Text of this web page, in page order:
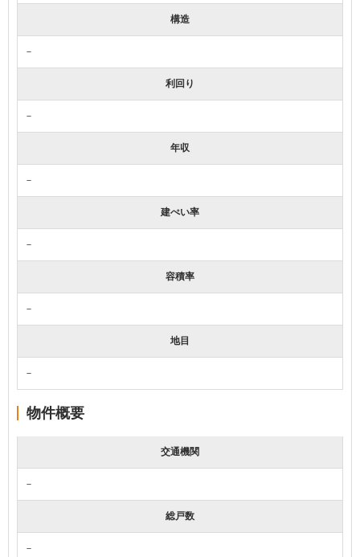
構造
－
利回り
－
年収
－
建ぺい率
－
容積率
－
地目
－
物件概要
交通機関
－
総戸数
－